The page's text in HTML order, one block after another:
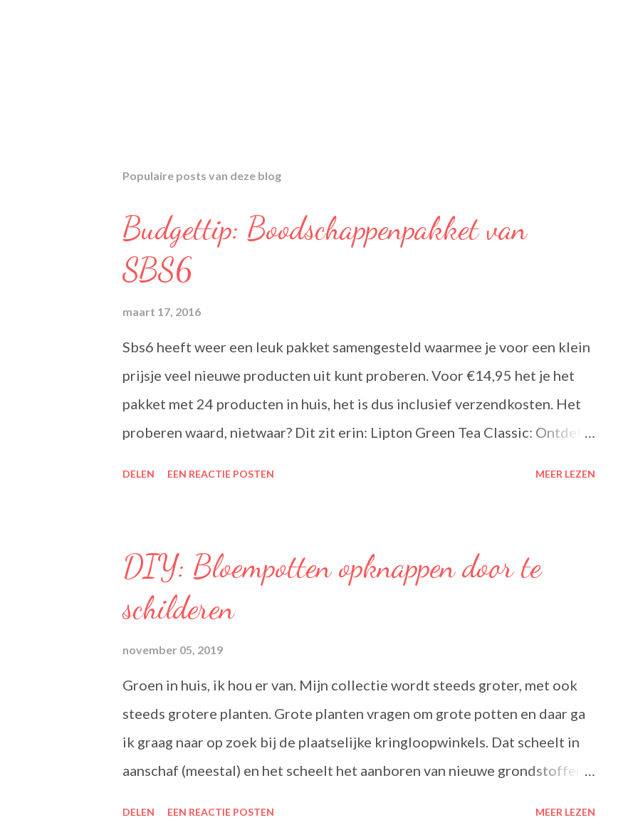
Populaire posts van deze blog
Budgettip: Boodschappenpakket van
SBS6
maart 17, 2016
Sbs6 heeft weer een leuk pakket samengesteld waarmee je voor een klein
prijsje veel nieuwe producten uit kunt proberen. Voor €14,95 het je het
pakket met 24 producten in huis, het is dus inclusief verzendkosten. Het
proberen waard, nietwaar? Dit zit erin: Lipton Green Tea Classic: Ontdek
lijnzaad- en koolzaadolie. Het bevat Omega’s 3 & 6 die goed zijn voor hart
en bloedvaten. Omega's 3 & 6 zijn meervoudig onverzadigde vetzuren, die
van een normaal cholesterolgehalte in het bloed. Becel Dieetolie geeft
een optimale smaak aan uw gerechten, met behoud van de smaak van uw
originele ingrediënten. Naast warme toepassing l...
DELEN EEN REACTIE POSTEN MEER LEZEN
DIY: Bloempotten opknappen door te
schilderen
november 05, 2019
Groen in huis, ik hou er van. Mijn collectie wordt steeds groter, met ook
steeds grotere planten. Grote planten vragen om grote potten en daar ga
ik graag naar op zoek bij de plaatselijke kringloopwinkels. Dat scheelt in
aanschaf (meestal) en het scheelt het aanboren van nieuwe grondstoffen,
DELEN EEN REACTIE POSTEN MEER LEZEN